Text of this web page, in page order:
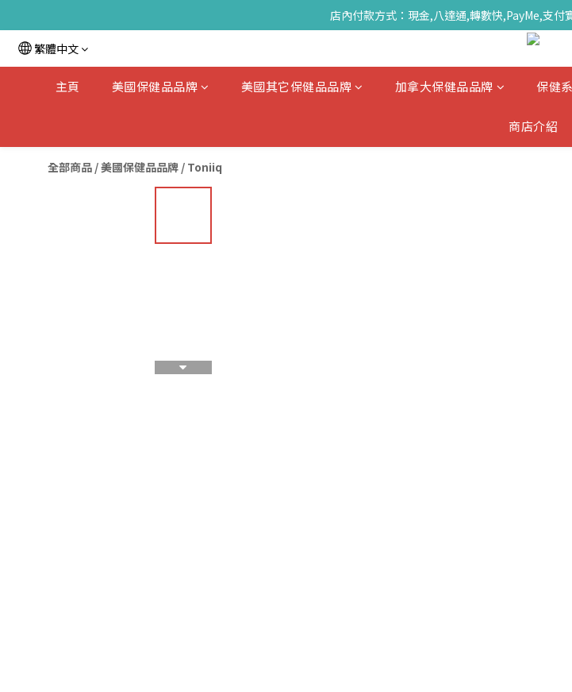
店內付款方式：現金,八達通,轉數快,PayMe,支
繁體中文
主頁 美國保健品品牌 美國其它保健品品牌 加拿大保健品品牌 保健
商店介紹
全部商品 /美國保健品品牌 / Toniiq